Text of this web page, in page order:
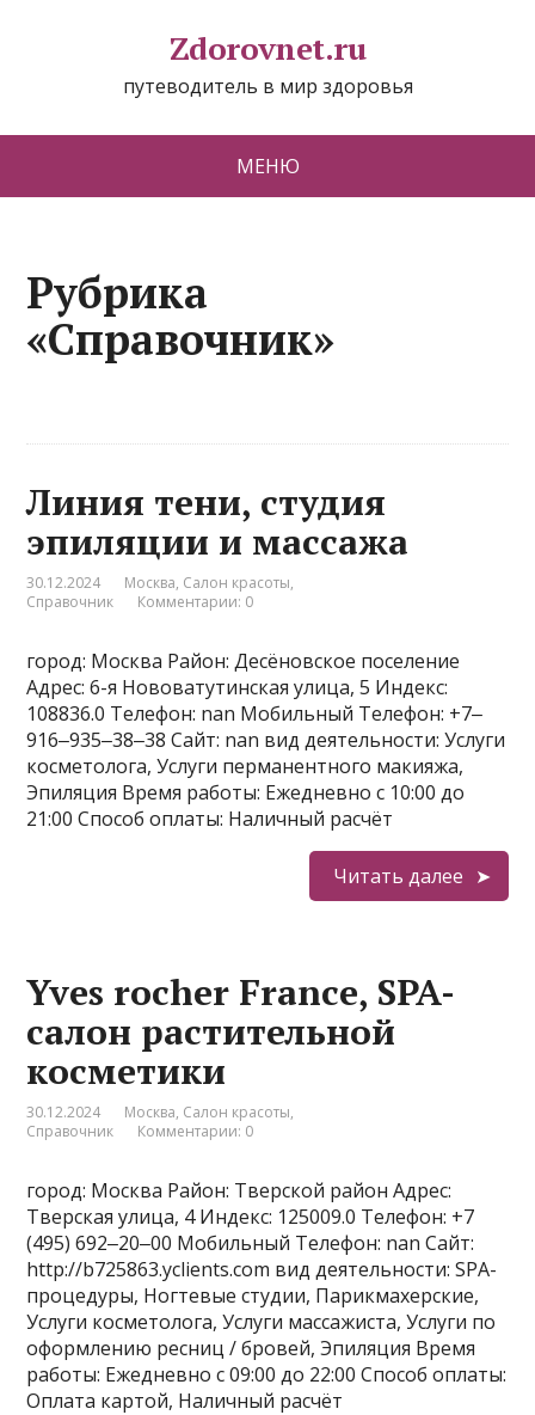
Zdorovnet.ru
путеводитель в мир здоровья
МЕНЮ
Рубрика
«Справочник»
Линия тени, студия
эпиляции и массажа
30.12.2024 Москва, Салон красоты,
Справочник
Комментарии: 0
город: Москва Район: Десёновское поселение
Адрес: 6-я Нововатутинская улица, 5 Индекс:
108836.0 Телефон: nan Мобильный Телефон: +7‒
916‒935‒38‒38 Сайт: nan вид деятельности: Услуги
косметолога, Услуги перманентного макияжа,
Эпиляция Время работы: Ежедневно с 10:00 до
21:00 Способ оплаты: Наличный расчёт
Читать далее
Yves rocher France, SPA-
салон растительной
косметики
30.12.2024 Москва, Салон красоты,
Справочник
Комментарии: 0
город: Москва Район: Тверской район Адрес:
Тверская улица, 4 Индекс: 125009.0 Телефон: +7
(495) 692‒20‒00 Мобильный Телефон: nan Сайт:
http://b725863.yclients.com вид деятельности: SPA-
процедуры, Ногтевые студии, Парикмахерские,
Услуги косметолога, Услуги массажиста, Услуги по
оформлению ресниц / бровей, Эпиляция Время
работы: Ежедневно с 09:00 до 22:00 Способ оплаты:
Оплата картой, Наличный расчёт